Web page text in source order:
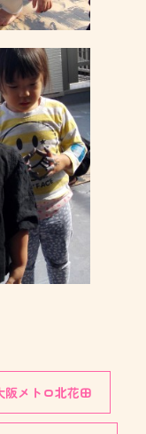
メトロ北花田